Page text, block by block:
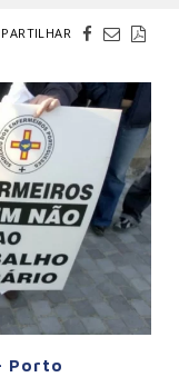
PARTILHAR
Porto